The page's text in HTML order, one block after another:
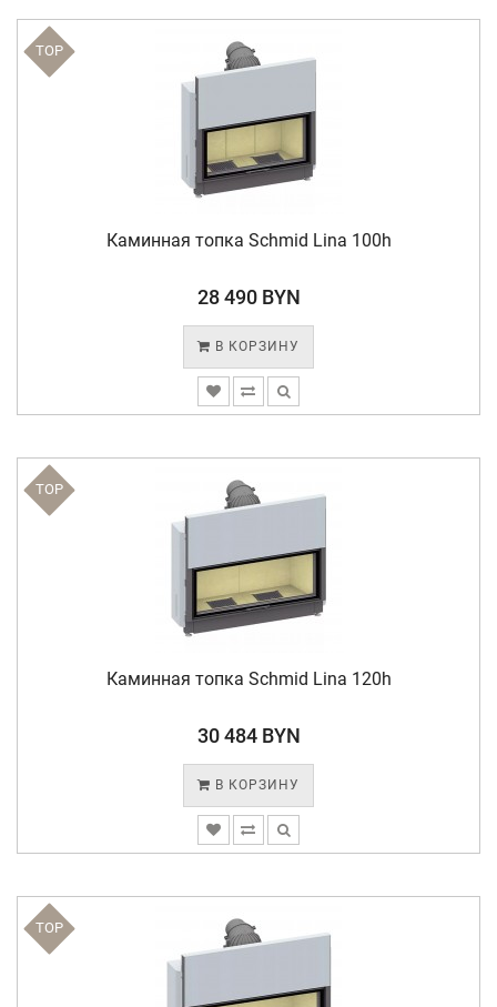
TOP
Каминная топка Schmid Lina 100h
28 490 BYN
В КОРЗИНУ
TOP
Каминная топка Schmid Lina 120h
30 484 BYN
В КОРЗИНУ
TOP